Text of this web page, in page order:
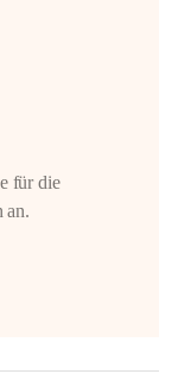
für die
an.